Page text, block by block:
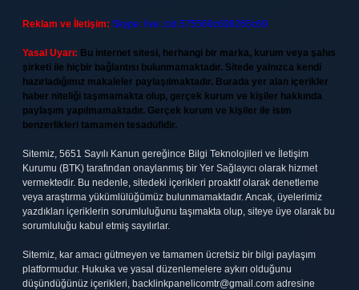
Reklam ve İletişim: Skype: live:.cid.575569c608265c69
Yasal Uyarı: Bu internet sitesi, herhangi bir marka, kurum veya şahıs
şirketi ile hiçbir bağlantısı bulunmamaktadır. Sitede yalnızca kendi
hazırladığımız makaleler paylaşılmaktadır. Burada yer alan içerikler
haber niteliği taşımamakta olup, gerçek kurum ve kişiler hakkında
paylaşım yapılmamaktadır. Gerçek kurum ve kişiler ile isim
benzerlikleri tamamen tesadüfidir.
Sitemiz, 5651 Sayılı Kanun gereğince Bilgi Teknolojileri ve İletişim
Kurumu (BTK) tarafından onaylanmış bir Yer Sağlayıcı olarak hizmet
vermektedir. Bu nedenle, sitedeki içerikleri proaktif olarak denetleme
veya araştırma yükümlülüğümüz bulunmamaktadır. Ancak, üyelerimiz
yazdıkları içeriklerin sorumluluğunu taşımakta olup, siteye üye olarak bu
sorumluluğu kabul etmiş sayılırlar.
Sitemiz, kar amacı gütmeyen ve tamamen ücretsiz bir bilgi paylaşım
platformudur. Hukuka ve yasal düzenlemelere aykırı olduğunu
düşündüğünüz içerikleri, backlinkpanelicomtr@gmail.com adresine